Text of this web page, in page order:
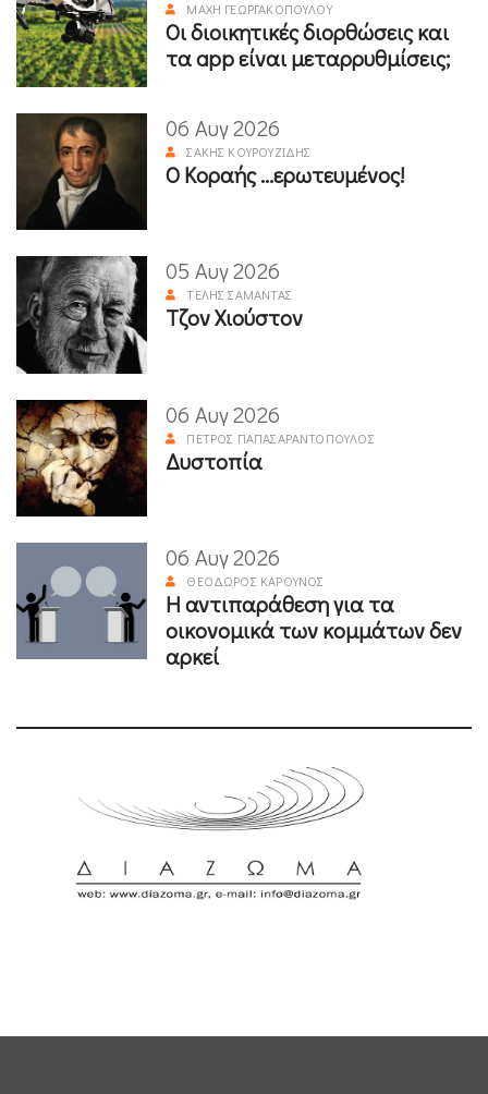
ΜΆΧΗ ΓΕΩΡΓΑΚΟΠΟΎΛΟΥ
Οι διοικητικές διορθώσεις και
τα app είναι μεταρρυθμίσεις;
06 Αυγ 2026
ΣΆΚΗΣ ΚΟΥΡΟΥΖΊΔΗΣ
Ο Κοραής ...ερωτευμένος!
05 Αυγ 2026
ΤΈΛΗΣ ΣΑΜΑΝΤΆΣ
Τζον Χιούστον
06 Αυγ 2026
ΠΈΤΡΟΣ ΠΑΠΑΣΑΡΑΝΤΌΠΟΥΛΟΣ
Δυστοπία
06 Αυγ 2026
ΘΕΌΔΩΡΟΣ ΚΑΡΟΎΝΟΣ
Η αντιπαράθεση για τα
οικονομικά των κομμάτων δεν
αρκεί